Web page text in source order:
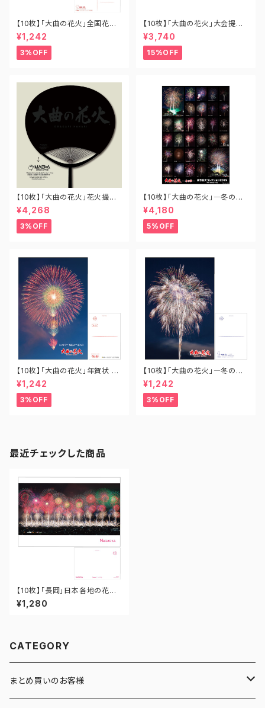
【10枚】「大曲の花火」全国花火
競技大会ポストカード「十号割
物花火バージョン」 PO-OH-0
02N
¥1,242
3%OFF
【10枚】「大曲の花火」大会提供
花火 あさきゆめみし B1-OH-0
01
¥3,740
15%OFF
【10枚】「大曲の花火」花火撮影
用うちわ UC-OM-001
¥4,268
3%OFF
【10枚】「大曲の花火」―冬の章
― 新作花火コレクション2019
¥4,180
5%OFF
【10枚】「大曲の花火」年賀状 P
O-OH-029
¥1,242
3%OFF
【10枚】「大曲の花火」―冬の章
― 新作花火コレクション ポスト
カード PO-SH-007
¥1,242
3%OFF
最近チェックした商品
【10枚】「長岡」日本各地の花火
¥1,280
CATEGORY
まとめ買いのお客様